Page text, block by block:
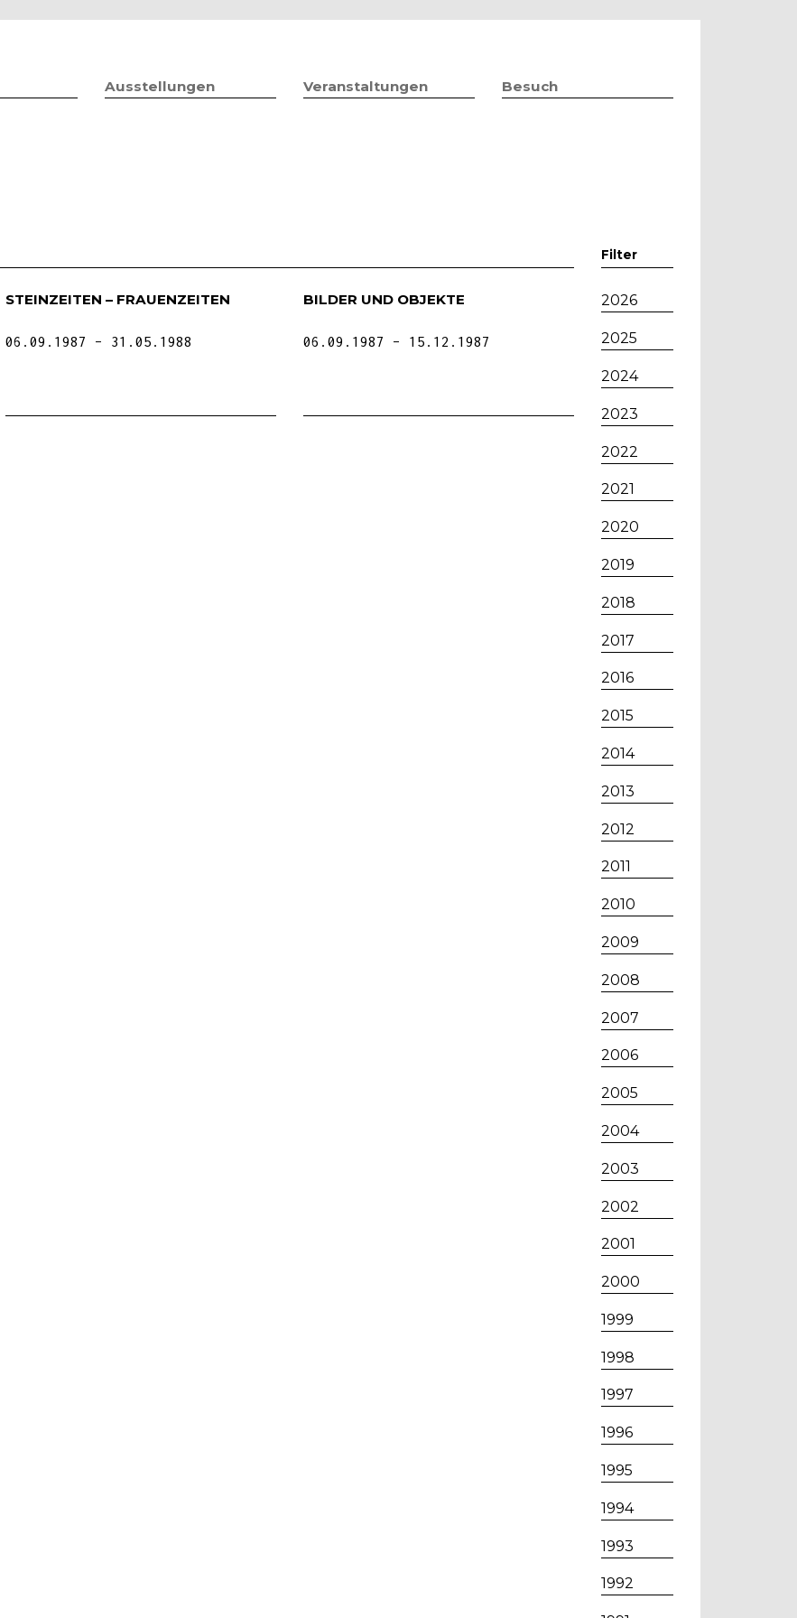
Ausstellungen Veranstaltungen Besuch
STEINZEITEN – FRAUENZEITEN
06.09.1987 31.05.1988
BILDER UND OBJEKTE
06.09.1987 15.12.1987
Filter
2026
2025
2024
2023
2022
2021
2020
2019
2018
2017
2016
2015
2014
2013
2012
2011
2010
2009
2008
2007
2006
2005
2004
2003
2002
2001
2000
1999
1998
1997
1996
1995
1994
1993
1992